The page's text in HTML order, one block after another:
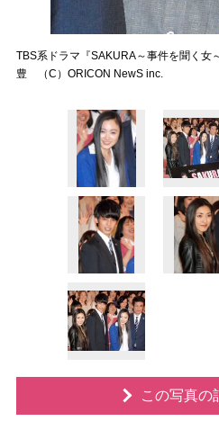
TBS系ドラマ『SAKURA～事件を聞く女
豊 （C）ORICON NewS inc.
この写真の